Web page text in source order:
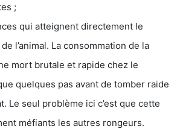
;
qui atteignent directement le
l’animal. La consommation de la
mort brutale et rapide chez le
quelques pas avant de tomber raide
Le seul problème ici c’est que cette
méfiants les autres rongeurs.